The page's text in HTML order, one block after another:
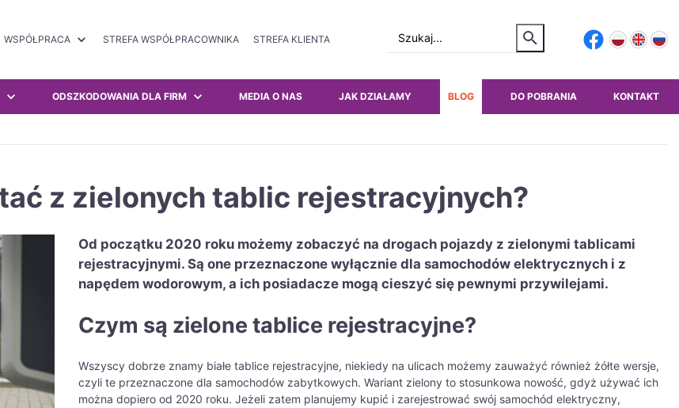
ODSZKODOWANIA DLA FIRM MEDIA O NAS JAK DZIAŁAMY BLOG DO POBRANIA KONTAKT
WSPÓŁPRACA STREFA WSPÓŁPRACOWNIKA STREFA KLIENTA
z zielonych tablic rejestracyjnych?
Od początku 2020 roku możemy zobaczyć na drogach pojazdy z zielonymi tablicami
rejestracyjnymi. Są one przeznaczone wyłącznie dla samochodów elektrycznych i z
napędem wodorowym, a ich posiadacze mogą cieszyć się pewnymi przywilejami.
Czym są zielone tablice rejestracyjne?
Wszyscy dobrze znamy białe tablice rejestracyjne, niekiedy na ulicach możemy zauważyć również żółte wersje,
czyli te przeznaczone dla samochodów zabytkowych. Wariant zielony to stosunkowa nowość, gdyż używać ich
można dopiero od 2020 roku. Jeżeli zatem planujemy kupić i zarejestrować swój samochód elektryczny,